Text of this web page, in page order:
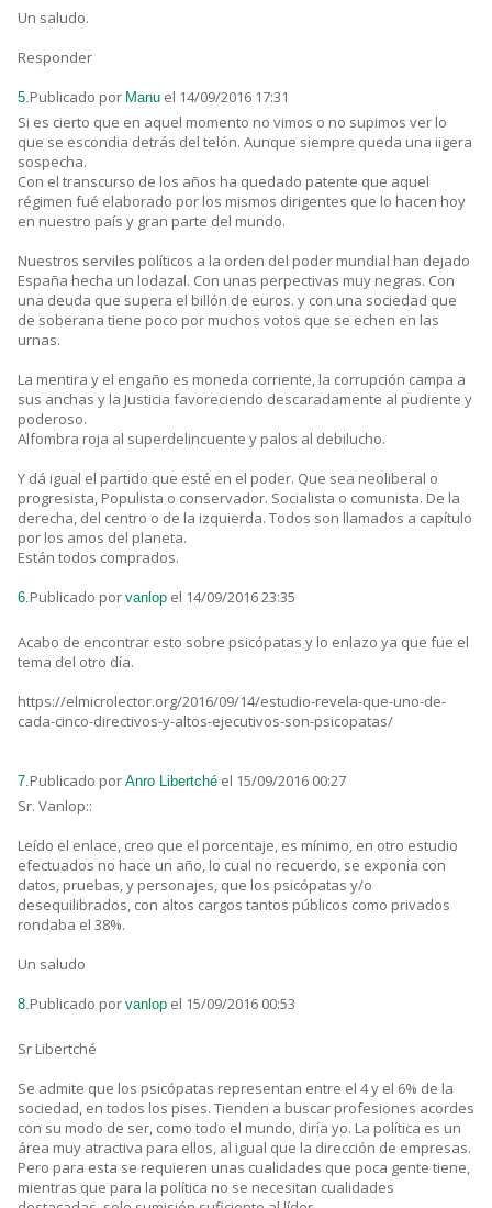
Un saludo.
Responder
5.Publicado por Manu el 14/09/2016 17:31
Si es cierto que en aquel momento no vimos o no supimos ver lo
que se escondia detrás del telón. Aunque siempre queda una iigera
sospecha.
Con el transcurso de los años ha quedado patente que aquel
régimen fué elaborado por los mismos dirigentes que lo hacen hoy
en nuestro país y gran parte del mundo.
Nuestros serviles políticos a la orden del poder mundial han dejado
España hecha un lodazal. Con unas perpectivas muy negras. Con
una deuda que supera el billón de euros. y con una sociedad que
de soberana tiene poco por muchos votos que se echen en las
urnas.
La mentira y el engaño es moneda corriente, la corrupción campa a
sus anchas y la Justicia favoreciendo descaradamente al pudiente y
poderoso.
Alfombra roja al superdelincuente y palos al debilucho.
Y dá igual el partido que esté en el poder. Que sea neoliberal o
progresista, Populista o conservador. Socialista o comunista. De la
derecha, del centro o de la izquierda. Todos son llamados a capítulo
por los amos del planeta.
Están todos comprados.
6.Publicado por vanlop el 14/09/2016 23:35
Acabo de encontrar esto sobre psicópatas y lo enlazo ya que fue el
tema del otro día.
https://elmicrolector.org/2016/09/14/estudio-revela-que-uno-de-
cada-cinco-directivos-y-altos-ejecutivos-son-psicopatas/
7.Publicado por Anro Libertché el 15/09/2016 00:27
Sr. Vanlop::
Leído el enlace, creo que el porcentaje, es mínimo, en otro estudio
efectuados no hace un año, lo cual no recuerdo, se exponía con
datos, pruebas, y personajes, que los psicópatas y/o
desequilibrados, con altos cargos tantos públicos como privados
rondaba el 38%.
Un saludo
8.Publicado por vanlop el 15/09/2016 00:53
Sr Libertché
Se admite que los psicópatas representan entre el 4 y el 6% de la
sociedad, en todos los pises. Tienden a buscar profesiones acordes
con su modo de ser, como todo el mundo, diría yo. La política es un
área muy atractiva para ellos, al igual que la dirección de empresas.
Pero para esta se requieren unas cualidades que poca gente tiene,
mientras que para la política no se necesitan cualidades